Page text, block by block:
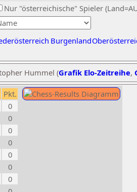
Nur "österreichische" Spieler
Burgenland
Hummel (Grafik Elo-Zeitreihe,
Pkt.
0
0
0
0
0
0
0